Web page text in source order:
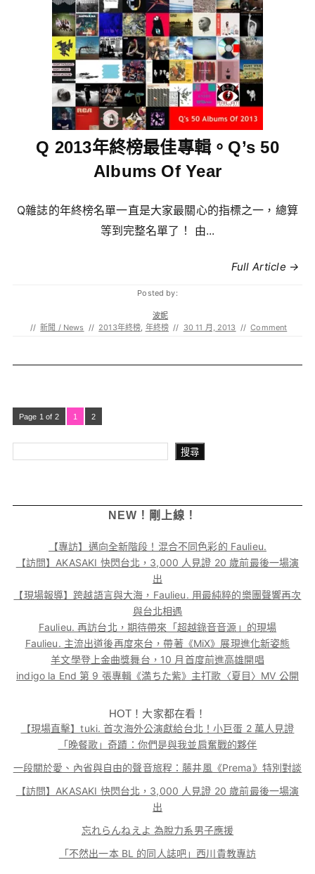
Q 2013年終榜最佳專輯。Q’s 50
Albums Of Year
Q雜誌的年終榜名單一直是大家最關心的指標之一，總算
等到完整名單了！ 由...
Full Article →
Posted by:
波妮
// 新聞 / News // 2013年終榜, 年終榜 // 30 11 月, 2013 // Comment
Page 1 of 2 1 2
搜尋
NEW！剛上線！
【專訪】邁向全新階段！混合不同色彩的 Faulieu.
【訪問】AKASAKI 快閃台北，3,000 人見證 20 歲前最後一場演
出
【現場報導】跨越語言與大海，Faulieu. 用最純粹的樂團聲響再次
與台北相遇
Faulieu. 再訪台北，期待帶來「超越錄音音源」的現場
Faulieu. 主流出道後再度來台，帶著《MiX》展現進化新姿態
羊文學登上金曲獎舞台，10 月首度前進高雄開唱
indigo la End 第 9 張專輯《満ちた紫》主打歌〈夏目〉MV 公開
HOT！大家都在看！
【現場直擊】tuki. 首次海外公演獻給台北！小巨蛋 2 萬人見證
「晚餐歌」奇蹟：你們是與我並肩奮戰的夥伴
一段關於愛、內省與自由的聲音旅程：藤井風《Prema》特別對談
【訪問】AKASAKI 快閃台北，3,000 人見證 20 歲前最後一場演
出
忘れらんねえよ 為脫力系男子應援
「不然出一本 BL 的同人誌吧」西川貴教專訪